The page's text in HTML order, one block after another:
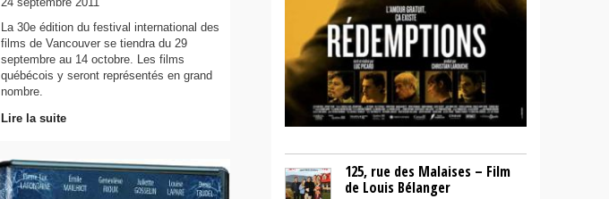
La 30e édition du festival international des
films de Vancouver se tiendra du 29
septembre au 14 octobre. Les films
québécois y seront représentés en grand
nombre.
Lire la suite
125, rue des Malaises – Film
de Louis Bélanger